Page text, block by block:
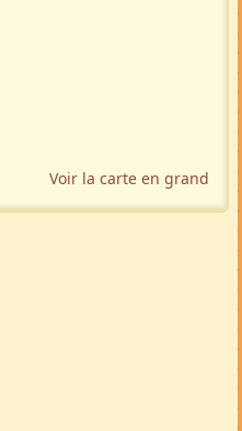
Voir la carte en grand